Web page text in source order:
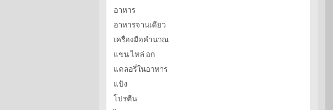
อาหาร
อาหารจานเดียว
เครื่องมือคำนวณ
แขน ไหล่ อก
แคลอรี่ในอาหาร
แป้ง
โปรตีน